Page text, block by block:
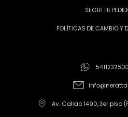
SEGUI TU
POLÍTICAS DE CAMBIO Y
Av. Callao 1490, 3er piso